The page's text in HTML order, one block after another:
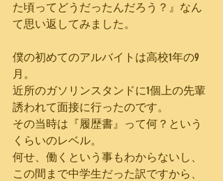
た頃ってどうだったんだろう？』なん
て思い返してみました。
僕の初めてのアルバイトは高校1年の9
月。
近所のガソリンスタンドに1個上の先輩
誘われて面接に行ったのです。
その当時は『履歴書』って何？という
くらいのレベル。
何せ、働くという事もわからないし、
この間まで中学生だった訳ですから、